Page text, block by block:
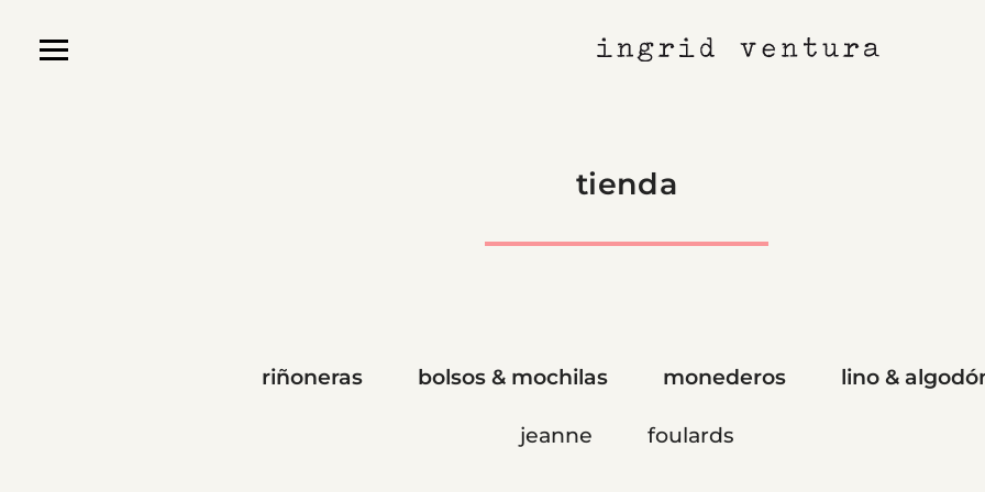
tienda
riñoneras bolsos & mochilas monederos lino &
jeanne foulards